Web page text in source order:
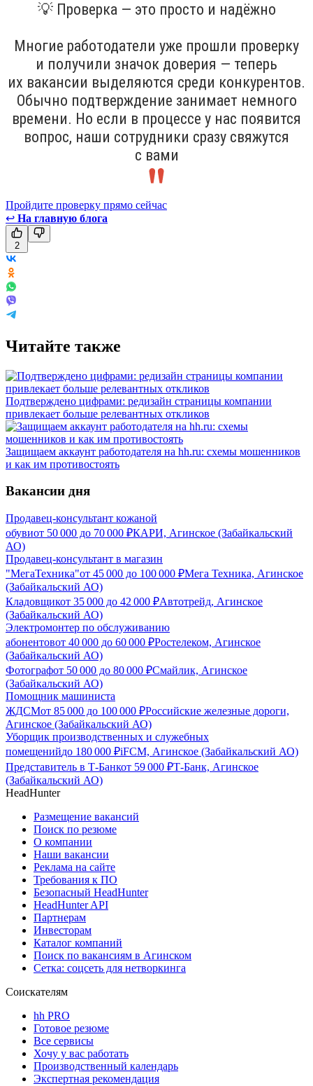
💡 Проверка — это просто и надёжно
Многие работодатели уже прошли проверку
и получили значок доверия — теперь
их вакансии выделяются среди конкурентов.
Обычно подтверждение занимает немного
времени. Но если в процессе у нас появится
вопрос, наши сотрудники сразу свяжутся
с вами
Пройдите проверку прямо сейчас
↩ На главную блога
2
Читайте также
Подтверждено цифрами: редизайн страницы компании
привлекает больше релевантных откликов
Защищаем аккаунт работодателя на hh.ru: схемы мошенников
и как им противостоять
Вакансии дня
Продавец-консультант кожаной
обувиот 50 000 до 70 000 ₽КАРИ, Агинское (Забайкальский
АО)
Продавец-консультант в магазин
"МегаТехника"от 45 000 до 100 000 ₽Мега Техника, Агинское
(Забайкальский АО)
Кладовщикот 35 000 до 42 000 ₽Автотрейд, Агинское
(Забайкальский АО)
Электромонтер по обслуживанию
абонентовот 40 000 до 60 000 ₽Ростелеком, Агинское
(Забайкальский АО)
Фотографот 50 000 до 80 000 ₽Смайлик, Агинское
(Забайкальский АО)
Помощник машиниста
ЖДСМот 85 000 до 100 000 ₽Российские железные дороги,
Агинское (Забайкальский АО)
Уборщик производственных и служебных
помещенийдо 180 000 ₽iFCM, Агинское (Забайкальский АО)
Представитель в Т-Банкот 59 000 ₽Т-Банк, Агинское
(Забайкальский АО)
HeadHunter
Размещение вакансий
Поиск по резюме
О компании
Наши вакансии
Реклама на сайте
Требования к ПО
Безопасный HeadHunter
HeadHunter API
Партнерам
Инвесторам
Каталог компаний
Поиск по вакансиям в Агинском
Сетка: соцсеть для нетворкинга
Соискателям
hh PRO
Готовое резюме
Все сервисы
Хочу у вас работать
Производственный календарь
Экспертная рекомендация